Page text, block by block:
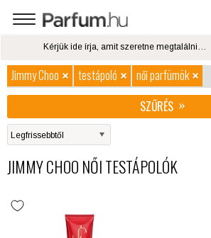
Jimmy Choo testápoló
női parfümök
SZŰRÉS
JIMMY CHOO NŐI TESTÁPOLÓK